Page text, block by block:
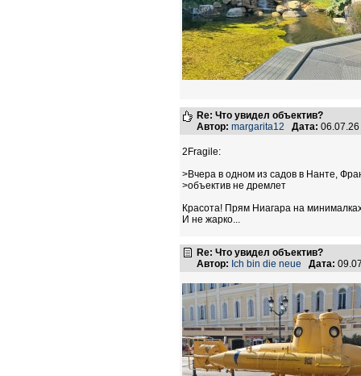
Re: Что увидел объектив?
Автор: margarita12 Дата:
2Fragile:
>Вчера в одном из садов в Нанте,
>объектив не дремлет
Красота! Прям Ниагара на
И не жарко...
Re: Что увидел объектив?
Автор: Ich bin die neue Дата: